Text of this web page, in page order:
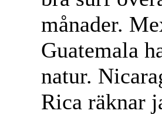
månader.
Guatemala
natur.
Rica räknar